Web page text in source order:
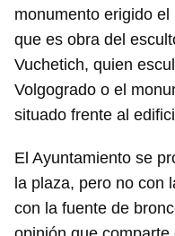
monumento erigido
que es obra del
Vuchetich, quien
Volgogrado o el
situado frente al
El Ayuntamiento se
la plaza, pero no con
con la fuente de